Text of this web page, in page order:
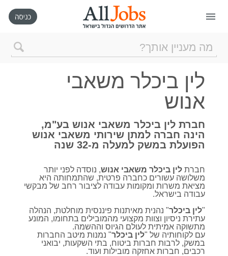
דף הבית
חיפוש חדש
ניהול החיפושים שלי
רכישת AllJobs VIP
כמה אתם שווים?
קורסים אונליין
קורסים אונליין
לין ביכלר משאבי
אנוש
חברת לין ביכלר משאבי אנוש בע"מ,
הינה חברה למתן שירותי משאבי אנוש
הפועלת במשק למעלה מ-32 שנה
חברת לין ביכלר משאבי אנוש, נוסדה לפני יותר
משלושה עשורים כחברה פרטית, שהתמחותה היא
מציאת משרות ומקומות עבודה לציבור רחב של מבקשי
עבודה בישראל.
"לין ביכלר" נהנית מאיתנות פיננסית מוחלטת, הנהלה
עתירת ניסיון וצוות מקצועי מהמובילים בתחומו, המונע
מתשוקה אמיתית לעולם הגיוס וההשמה.
עם לקוחותיה של "לין ביכלר" נמנות מיטב החברות
במשק, לרבות חברות ביטוח, בתי השקעות, יבואני
רכבים, חברות אחזקה מובילות ועוד.